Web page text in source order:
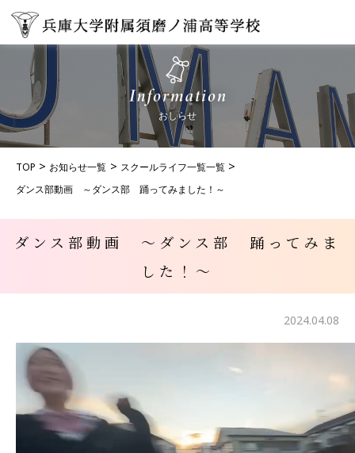
おしらせ
TOP お知らせ一覧
スクールライフ一覧一覧
ダンス部動画 ～ダンス部 踊ってみました！～
ダンス部動画 ～ダンス部 踊ってみま
した！～
2024.04.08